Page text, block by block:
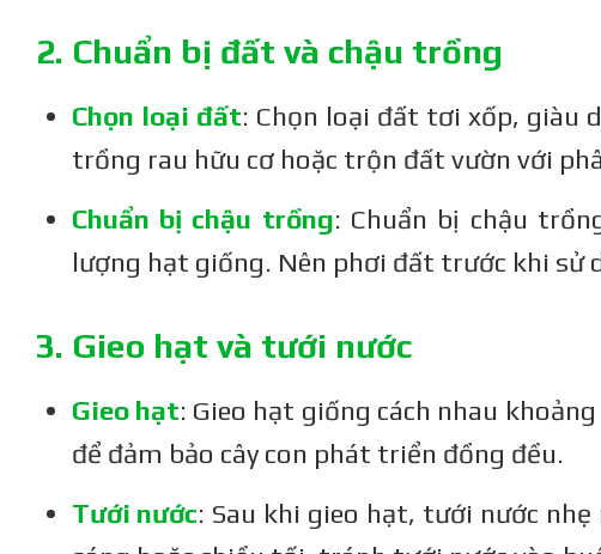
2. Chuẩn bị đất và chậu trồng
Chọn loại đất: Chọn loại đất tơi xốp, giàu
trồng rau hữu cơ hoặc trộn đất vườn với
Chuẩn bị chậu trồng: Chuẩn bị chậu
lượng hạt giống. Nên phơi đất trước khi sử
3. Gieo hạt và tưới nước
Gieo hạt: Gieo hạt giống cách nhau
để đảm bảo cây con phát triển đồng đều.
Tưới nước: Sau khi gieo hạt, tưới nước